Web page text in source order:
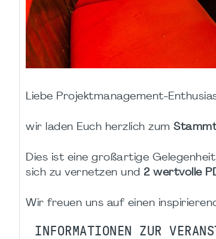
Liebe Projektmanagement-
wir laden Euch herzlich zum
Dies ist eine großartige
sich zu vernetzen und 2 wertvolle
Wir freuen uns auf einen
INFORMATIONEN ZUR